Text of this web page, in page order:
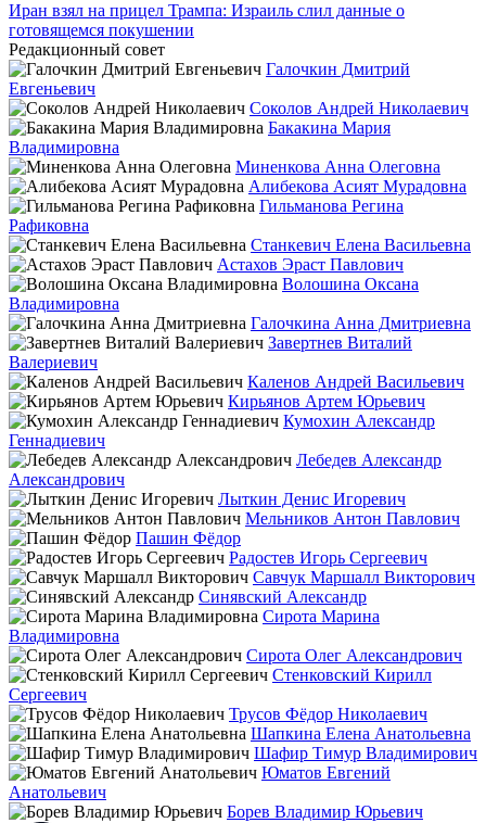
Иран взял на прицел Трампа: Израиль слил данные о
готовящемся покушении
Редакционный совет
Галочкин Дмитрий
Евгеньевич
Соколов Андрей Николаевич
Бакакина Мария
Владимировна
Миненкова Анна Олеговна
Алибекова Асият Мурадовна
Гильманова Регина
Рафиковна
Станкевич Елена Васильевна
Астахов Эраст Павлович
Волошина Оксана
Владимировна
Галочкина Анна Дмитриевна
Завертнев Виталий
Валериевич
Каленов Андрей Васильевич
Кирьянов Артем Юрьевич
Кумохин Александр
Геннадиевич
Лебедев Александр
Александрович
Лыткин Денис Игоревич
Мельников Антон Павлович
Пашин Фёдор
Радостев Игорь Сергеевич
Савчук Маршалл Викторович
Синявский Александр
Сирота Марина
Владимировна
Сирота Олег Александрович
Стенковский Кирилл
Сергеевич
Трусов Фёдор Николаевич
Шапкина Елена Анатольевна
Шафир Тимур Владимирович
Юматов Евгений
Анатольевич
Борев Владимир Юрьевич